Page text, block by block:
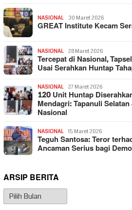
NASIONAL 30 Maret 2026
GREAT Institute Kecam
NASIONAL 28 Maret 2026
Tercepat di Nasional,
Usai Serahkan Huntap
NASIONAL 27 Maret 2026
120 Unit Huntap
Mendagri: Tapanuli
Nasional
NASIONAL 15 Maret 2026
Teguh Santosa: Teror
Ancaman Serius bagi
ARSIP BERITA
Arsip
Berita